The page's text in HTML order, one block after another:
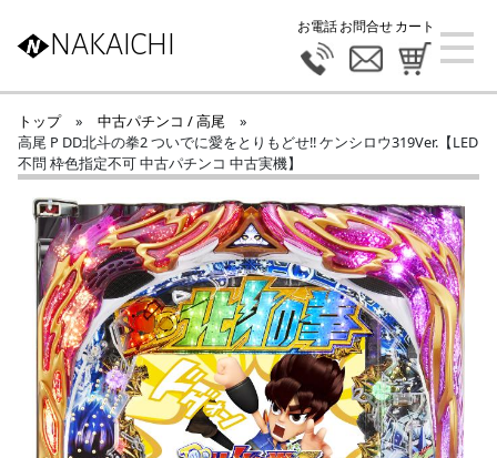
NAKAICHI
お電話お問合せカート
トップ » 中古パチンコ / 高尾
»
高尾 P DD北斗の拳2 ついでに愛をとりもどせ!! ケンシロウ319Ver.【LED
不問 枠色指定不可 中古パチンコ 中古実機】